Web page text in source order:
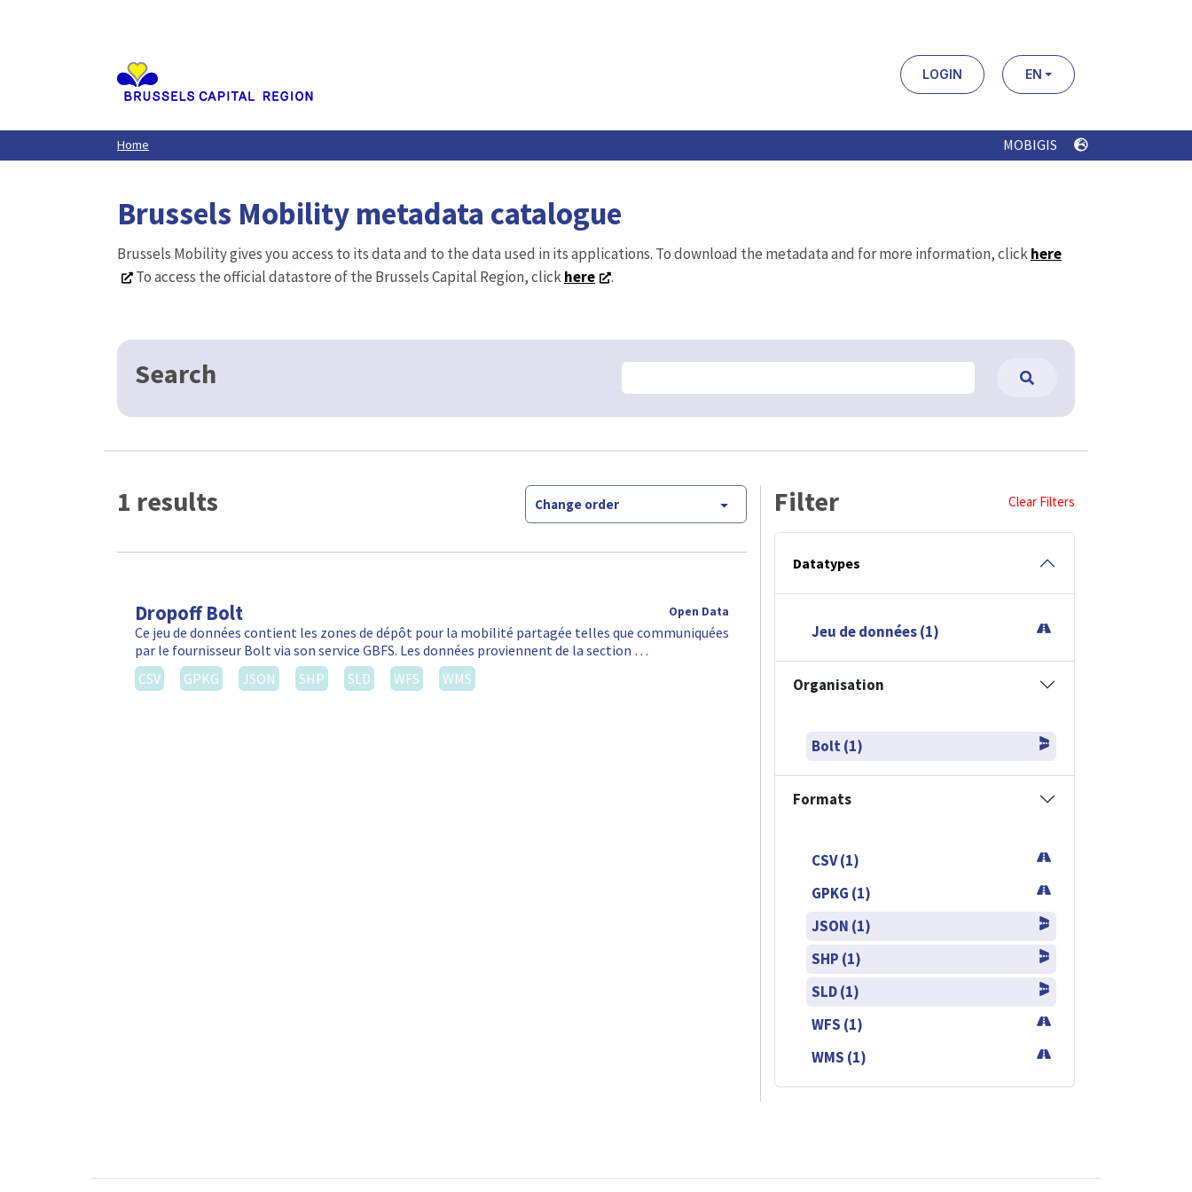
LOGIN EN
Home MOBIGIS
Brussels Mobility metadata catalogue
Brussels Mobility gives you access to its data and to the data used in its applications. To download the metadata and for more information, clickhere
To access the official datastore of the Brussels Capital Region, clickhere .
Search
1 results Change order
Dropoff Bolt Open Data
Ce jeu de données contient les zones de dépôt pour la mobilité partagée telles que communiquées
par le fournisseur Bolt via son service GBFS. Les données proviennent de la section …
CSV
GPKG JSON SHP SLD WFS WMS
Filter Clear Filters
Datatypes
Jeu de données (1)
Organisation
Bolt (1)
Formats
CSV (1)
GPKG (1)
JSON (1)
SHP (1)
SLD (1)
WFS (1)
WMS (1)